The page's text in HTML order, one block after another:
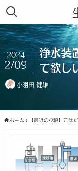
浄水装
て欲し
2024
2/09
小羽田 健雄
ホーム 【最近の投稿】こは